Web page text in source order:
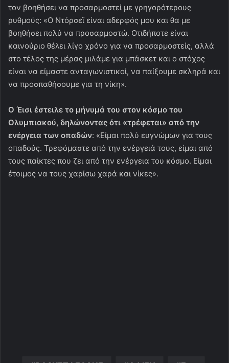
τον βοηθήσει να προσαρμοστεί με γρηγορότερους
ρυθμούς: «Ο Ντόρσεϊ είναι αδερφός μου και θα με
βοηθήσει πολύ να προσαρμοστώ. Οτιδήποτε είναι
καινούριο θέλει λίγο χρόνο για να προσαρμοστείς, αλλά
στο τέλος της μέρας μιλάμε για μπάσκετ και ο στόχος
είναι να είμαστε ανταγωνιστικοί, να παίξουμε σκληρά και
να προσπαθήσουμε για τη νίκη».
Ο Έισι έστειλε το μήνυμά του στον κόσμο του
Ολυμπιακού, δηλώνοντας ότι «τρέφεται» από την
ενέργεια των οπαδών: «Είμαι πολύ ευγνώμων για τους
οπαδούς. Τρεφόμαστε από την ενέργειά τους, είμαι από
τους παίκτες που ζει από την ενέργεια του κόσμο. Είμαι
έτοιμος να τους χαρίσω χαρά και νίκες».